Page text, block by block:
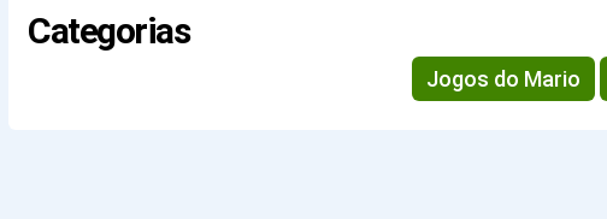
Categorias
Jogos do Mario